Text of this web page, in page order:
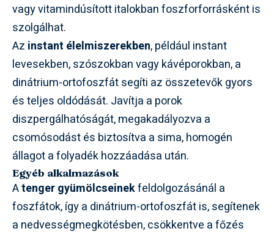
vagy vitamindúsított italokban foszforforrásként is
szolgálhat.
Az instant élelmiszerekben, például instant
levesekben, szószokban vagy kávéporokban, a
dinátrium-ortofoszfát segíti az összetevők gyors
és teljes oldódását. Javítja a porok
diszpergálhatóságát, megakadályozva a
csomósodást és biztosítva a sima, homogén
állagot a folyadék hozzáadása után.
Egyéb alkalmazások
Atenger gyümölcseinekfeldolgozásánál a
foszfátok, így a dinátrium-ortofoszfát is, segítenek
a nedvességmegkötésben, csökkentve a főzés